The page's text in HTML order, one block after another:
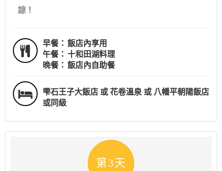
諒！
早餐： 飯店內享用
午餐： 十和田湖料理
晚餐： 飯店內自助餐
雫石王子大飯店 或 花卷溫泉 或 八幡平朝陽飯店
或同級
第3天